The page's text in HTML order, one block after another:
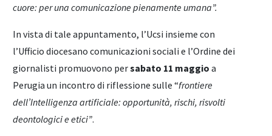
cuore: per una comunicazione pienamente umana”.
In vista di tale appuntamento, l’Ucsi insieme con
l’Ufficio diocesano comunicazioni sociali e l’Ordine dei
giornalisti promuovono persabato 11 maggio a
Perugia un incontro di riflessione sulle “frontiere
dell’Intelligenza artificiale: opportunità, rischi, risvolti
deontologici e etici”.